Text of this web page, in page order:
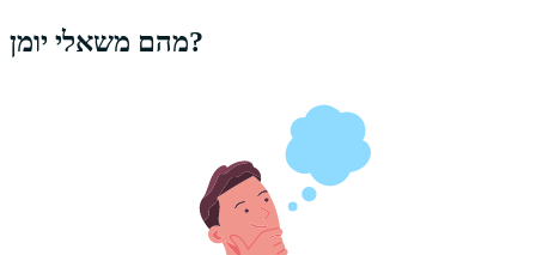
מהם משאלי יומן?